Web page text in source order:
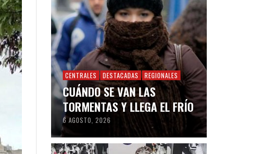
CENTRALES DESTACADAS REGIONALES
CUÁNDO SE VAN LAS
TORMENTAS Y LLEGA EL FRÍO
6 AGOSTO, 2026